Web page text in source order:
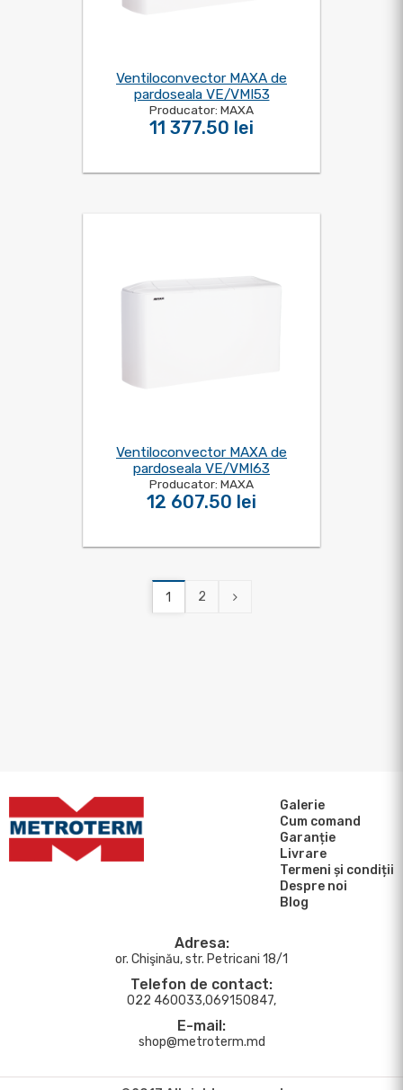
Ventiloconvector MAXA de
pardoseala VE/VMI53
Producator: MAXA
11 377.50 lei
Ventiloconvector MAXA de
pardoseala VE/VMI63
Producator: MAXA
12 607.50 lei
1 2
Galerie
Cum comand
Garanție
Livrare
Termeni și condiții
Despre noi
Blog
Adresa:
or. Chişinău, str. Petricani 18/1
Telefon de contact:
022 460033,069150847,
E-mail:
shop@metroterm.md